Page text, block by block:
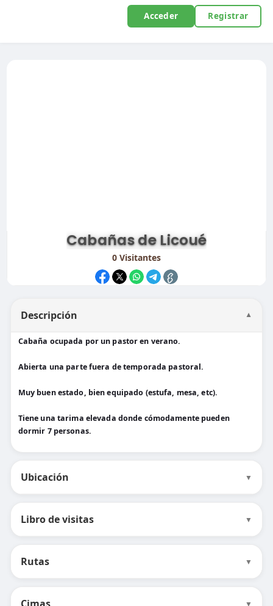
Acceder Registrar
Cabañas de Licoué
0Visitantes
Descripción ▼
Cabaña ocupada por un pastor en verano.
Abierta una parte fuera de temporada pastoral.
Muy buen estado, bien equipado (estufa, mesa, etc).
Tiene una tarima elevada donde cómodamente pueden
dormir 7 personas.
Ubicación ▼
Libro de visitas ▼
Rutas ▼
▼